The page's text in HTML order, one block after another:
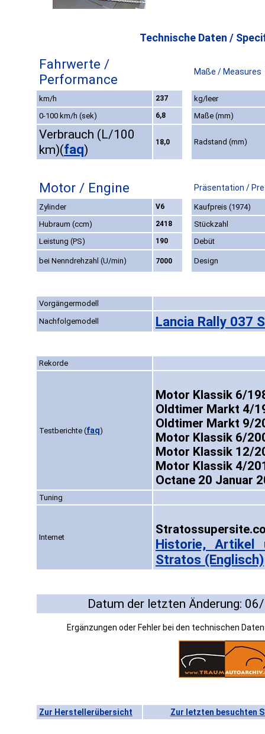
Technische Daten /
Fahrwerte /
Performance
Maße / Measures
km/h 237
kg/leer
0-100 km/h (sek)
6,8 Maße (mm)
Verbrauch (L/100
km)(faq)
18,0 Radstand (mm)
Motor / Engine Präsentation /
Zylinder V6
Kaufpreis (1974)
Hubraum (ccm)
2418
Stückzahl
Leistung (PS)
190 Debüt
bei Nenndrehzahl (U/min) 7000 Design
Vorgängermodell
Nachfolgemodell
Lancia Rally 037
Rekorde
Testberichte (faq)
Motor Klassik 6/
Oldtimer Markt 4/
Oldtimer Markt 9/
Motor Klassik 6/
Motor Klassik 12/
Motor Klassik 4/
Octane 20 Januar
Tuning
Internet
Historie, Artikel
Stratos (Englisch)
Datum der letzten Änderung:
Ergänzungen oder Fehler bei den technischen
Zur Herstellerübersicht Zur letzten besuchten